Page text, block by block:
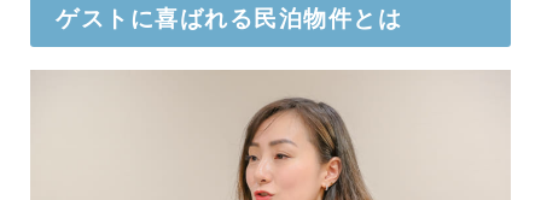
ゲストに喜ばれる民泊物件とは